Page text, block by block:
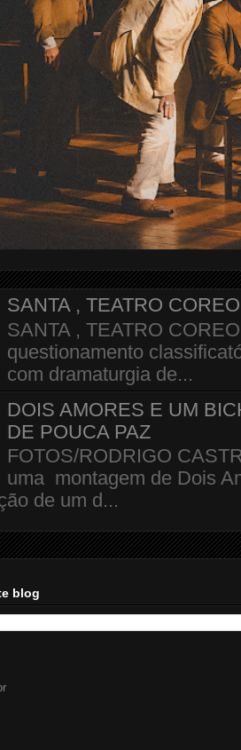
SANTA , TEATRO
SANTA , TEATRO
questionamento
com dramaturgia de...
DOIS AMORES E UM
DE POUCA PAZ
FOTOS/RODRIGO
uma montagem de Dois
de um d...
blog